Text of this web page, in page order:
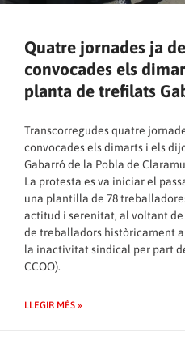
Quatre jornades ja
convocades els
planta de trefilats
Transcorregudes quatre
convocades els dimarts i els
Gabarró de la Pobla de
La protesta es va iniciar el
una plantilla de 78
actitud i serenitat, al voltant de
de treballadors històricament
la inactivitat sindical per part
CCOO).
LLEGIR MÉS »